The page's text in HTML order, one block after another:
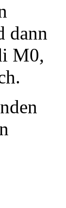
dann
M0,